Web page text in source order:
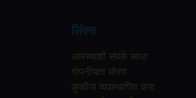
लिंक्स
आमच्याशी संपर्क साधा
गोपनीयता धोरण
कुकीज व्यवस्थापित करा